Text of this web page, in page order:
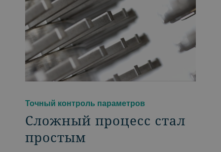
Точный контроль параметров
Сложный процесс стал
простым